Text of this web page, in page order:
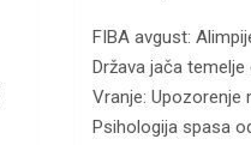
FIBA avgust:
Država jača
Vranje: Upozorenje
Psihologija spasa